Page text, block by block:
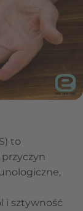
to
i sztywność